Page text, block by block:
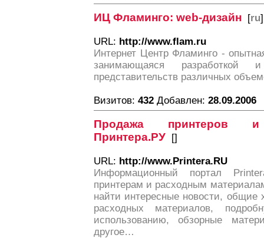
ИЦ Фламинго: web-дизайн [ru]
URL: http://www.flam.ru
Интернет Центр Фламинго -
занимающаяся разработкой
представительств различных
Визитов: 432 Добавлен: 28.09.2006
Продажа принтеров
Принтера.РУ []
URL: http://www.Printera.RU
Информационный портал
принтерам и расходным
найти интересные новости, общие
расходных материалов,
использованию, обзорные
другое…